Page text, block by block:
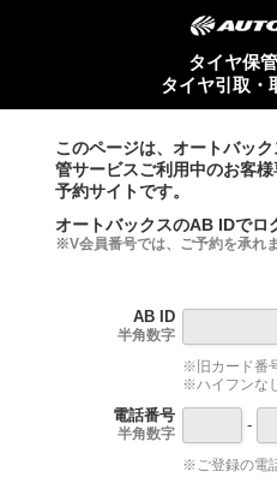
タイヤ保
タイヤ引取・
このページは、オートバッ
管サービスご利用中のお客
予約サイトです。
オートバックスのAB IDでロ
※V会員番号では、ご予約を承れま
AB ID
半角数字
※旧カード番
※ハイフンな
電話番号
半角数字 -
※ご登録の電